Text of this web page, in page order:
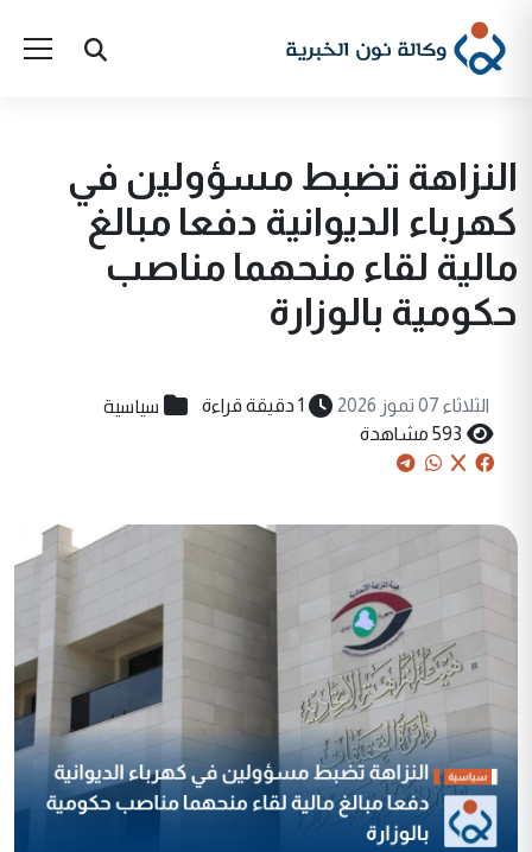
النزاهة تضبط مسؤولين في
كهرباء الديوانية دفعا مبالغ
مالية لقاء منحهما مناصب
حكومية بالوزارة
الثلاثاء 07 تموز 2026 1 دقيقة قراءة سياسية
593 مشاهدة